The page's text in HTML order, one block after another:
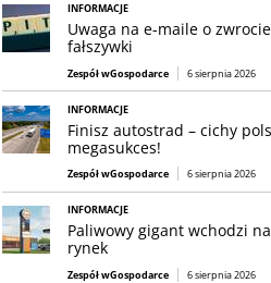
INFORMACJE
Uwaga na e-maile o
fałszywki
Zespół wGospodarce 6 sierpnia 2026
INFORMACJE
Finisz autostrad – cichy
megasukces!
Zespół wGospodarce 6 sierpnia 2026
INFORMACJE
Paliwowy gigant wchodzi
rynek
Zespół wGospodarce 6 sierpnia 2026